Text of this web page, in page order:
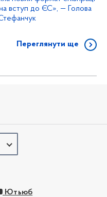
вступ до ЄС», — Голова
Переглянути ще
Ютьюб